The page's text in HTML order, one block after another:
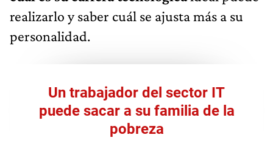
realizarlo y saber cuál se ajusta más a su
personalidad.
Un trabajador del sector IT
puede sacar a su familia de la
pobreza